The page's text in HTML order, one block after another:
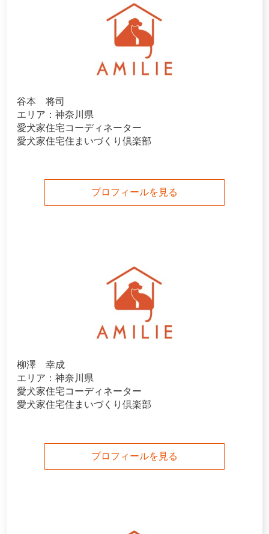
谷本 将司
エリア：神奈川県
愛犬家住宅コーディネーター
愛犬家住宅住まいづくり倶楽部
プロフィールを見る
柳澤 幸成
エリア：神奈川県
愛犬家住宅コーディネーター
愛犬家住宅住まいづくり倶楽部
プロフィールを見る